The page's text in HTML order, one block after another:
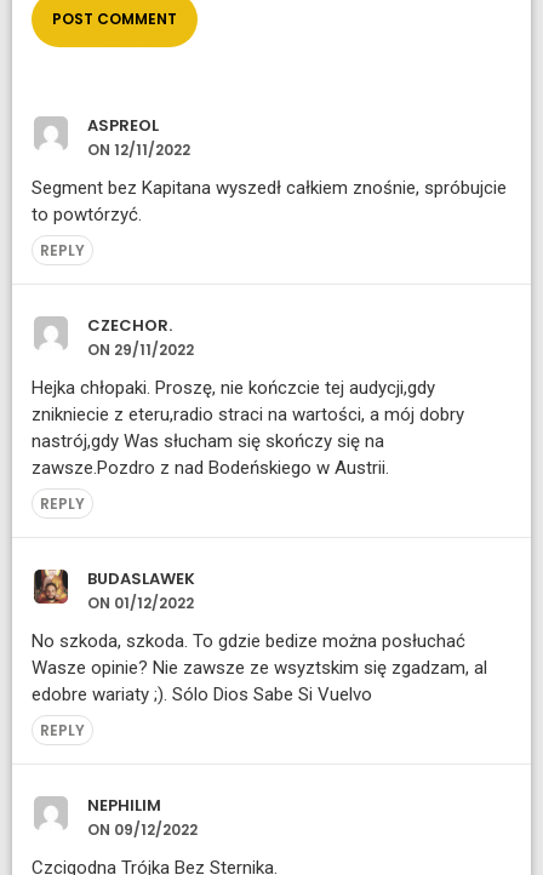
ASPREOL
ON 12/11/2022
Segment bez Kapitana wyszedł całkiem znośnie, spróbujcie
to powtórzyć.
REPLY
CZECHOR.
ON 29/11/2022
Hejka chłopaki. Proszę, nie kończcie tej audycji,gdy
znikniecie z eteru,radio straci na wartości, a mój dobry
nastrój,gdy Was słucham się skończy się na
zawsze.Pozdro z nad Bodeńskiego w Austrii.
REPLY
BUDASLAWEK
ON 01/12/2022
No szkoda, szkoda. To gdzie bedize można posłuchać
Wasze opinie? Nie zawsze ze wsyztskim się zgadzam, al
edobre wariaty ;). Sólo Dios Sabe Si Vuelvo
REPLY
NEPHILIM
ON 09/12/2022
Czcigodna Trójka Bez Sternika.